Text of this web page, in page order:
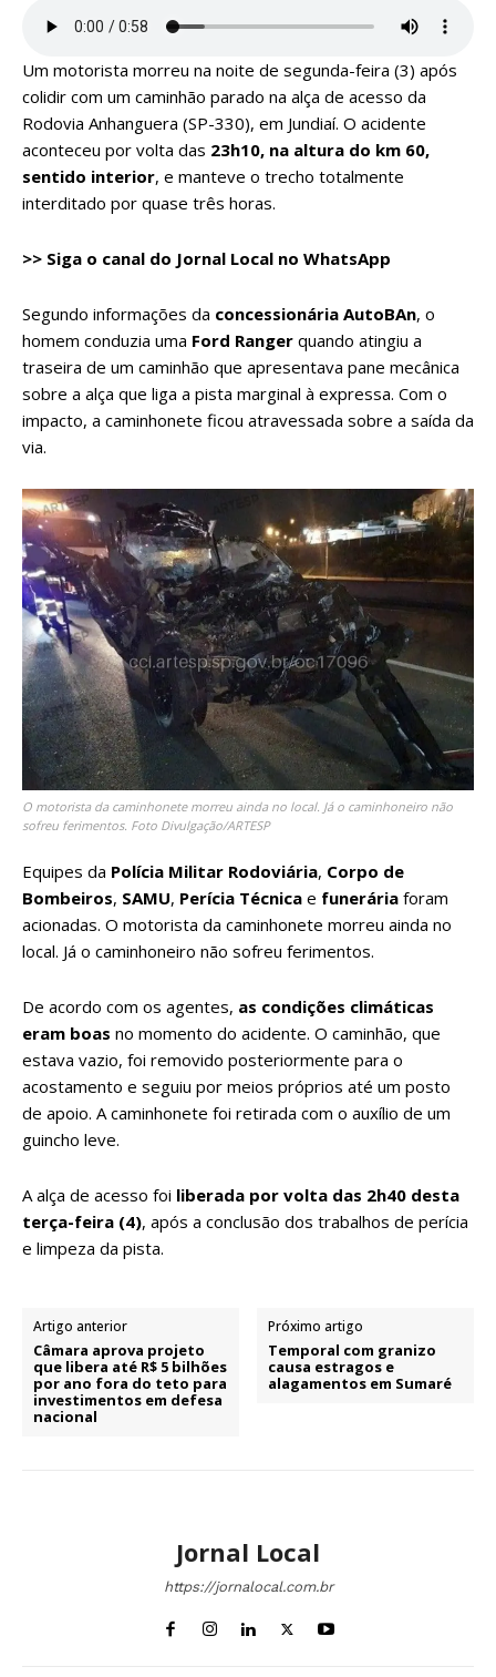
Um motorista morreu na noite de segunda-feira (3) após
colidir com um caminhão parado na alça de acesso da
Rodovia Anhanguera (SP-330), em Jundiaí. O acidente
aconteceu por volta das 23h10, na altura do km 60,
sentido interior, e manteve o trecho totalmente
interditado por quase três horas.
>> Siga o canal do Jornal Local no WhatsApp
Segundo informações da concessionária AutoBAn, o
homem conduzia uma Ford Ranger quando atingiu a
traseira de um caminhão que apresentava pane mecânica
sobre a alça que liga a pista marginal à expressa. Com o
impacto, a caminhonete ficou atravessada sobre a saída da
via.
O motorista da caminhonete morreu ainda no local. Já o caminhoneiro não
sofreu ferimentos. Foto Divulgação/ARTESP
Equipes da Polícia Militar Rodoviária, Corpo de
Bombeiros, SAMU, Perícia Técnica e funerária foram
acionadas. O motorista da caminhonete morreu ainda no
local. Já o caminhoneiro não sofreu ferimentos.
De acordo com os agentes, as condições climáticas
eram boas no momento do acidente. O caminhão, que
estava vazio, foi removido posteriormente para o
acostamento e seguiu por meios próprios até um posto
de apoio. A caminhonete foi retirada com o auxílio de um
guincho leve.
A alça de acesso foi liberada por volta das 2h40 desta
terça-feira (4), após a conclusão dos trabalhos de perícia
e limpeza da pista.
Artigo anterior
Câmara aprova projeto
que libera até R$ 5 bilhões
por ano fora do teto para
investimentos em defesa
nacional
Próximo artigo
Temporal com granizo
causa estragos e
alagamentos em Sumaré
Jornal Local
https://jornalocal.com.br